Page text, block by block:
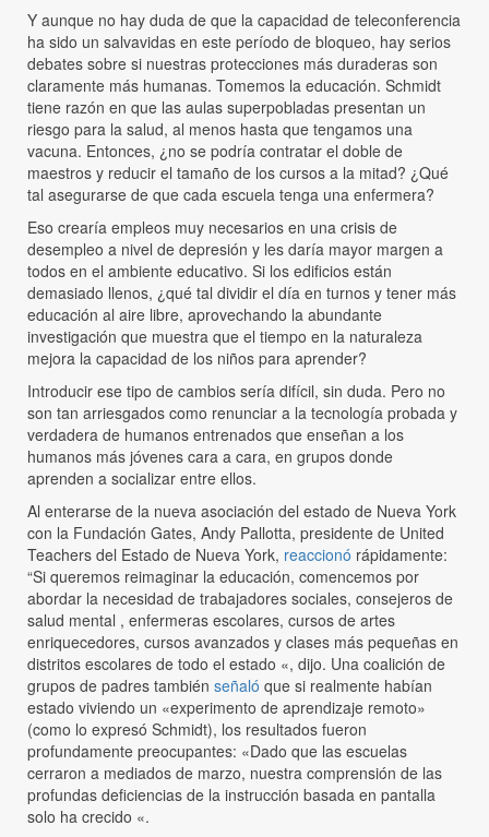
Y aunque no hay duda de que la capacidad de teleconferencia
ha sido un salvavidas en este período de bloqueo, hay serios
debates sobre si nuestras protecciones más duraderas son
claramente más humanas. Tomemos la educación. Schmidt
tiene razón en que las aulas superpobladas presentan un
riesgo para la salud, al menos hasta que tengamos una
vacuna. Entonces, ¿no se podría contratar el doble de
maestros y reducir el tamaño de los cursos a la mitad? ¿Qué
tal asegurarse de que cada escuela tenga una enfermera?
Eso crearía empleos muy necesarios en una crisis de
desempleo a nivel de depresión y les daría mayor margen a
todos en el ambiente educativo. Si los edificios están
demasiado llenos, ¿qué tal dividir el día en turnos y tener más
educación al aire libre, aprovechando la abundante
investigación que muestra que el tiempo en la naturaleza
mejora la capacidad de los niños para aprender?
Introducir ese tipo de cambios sería difícil, sin duda. Pero no
son tan arriesgados como renunciar a la tecnología probada y
verdadera de humanos entrenados que enseñan a los
humanos más jóvenes cara a cara, en grupos donde
aprenden a socializar entre ellos.
Al enterarse de la nueva asociación del estado de Nueva York
con la Fundación Gates, Andy Pallotta, presidente de United
Teachers del Estado de Nueva York, reaccionó rápidamente:
“Si queremos reimaginar la educación, comencemos por
abordar la necesidad de trabajadores sociales, consejeros de
salud mental , enfermeras escolares, cursos de artes
enriquecedores, cursos avanzados y clases más pequeñas en
distritos escolares de todo el estado «, dijo. Una coalición de
grupos de padres también señaló que si realmente habían
estado viviendo un «experimento de aprendizaje remoto»
(como lo expresó Schmidt), los resultados fueron
profundamente preocupantes: «Dado que las escuelas
cerraron a mediados de marzo, nuestra comprensión de las
profundas deficiencias de la instrucción basada en pantalla
solo ha crecido «.